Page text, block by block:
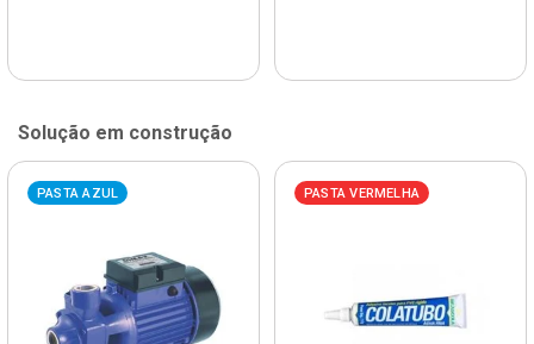
Solução em construção
PASTA AZUL PASTA VERMELHA